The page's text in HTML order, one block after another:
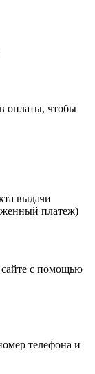
оплаты, чтобы
выдачи
платеж)
сайте с помощью
телефона и